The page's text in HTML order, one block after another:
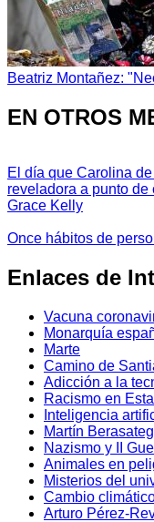
Beatriz Montañez:
EN OTROS
El día que Carolina
reveladora a punto
Grace Kelly
Once hábitos de
Enlaces de
Vacuna
Monarquía
Marte
Camino de
Adicción a la
Racismo en
Inteligencia
Martín
Nazismo y II
Animales en
Misterios del
Cambio
Arturo Pérez-